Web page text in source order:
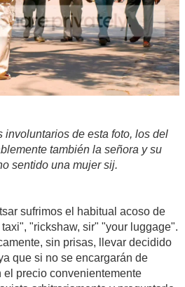
involuntarios de esta foto, los del
también la señora y su
sentido una mujer sij.
sufrimos el habitual acoso de
"rickshaw, sir" "your luggage".
sin prisas, llevar decidido
que si no se encargarán de
precio convenientemente